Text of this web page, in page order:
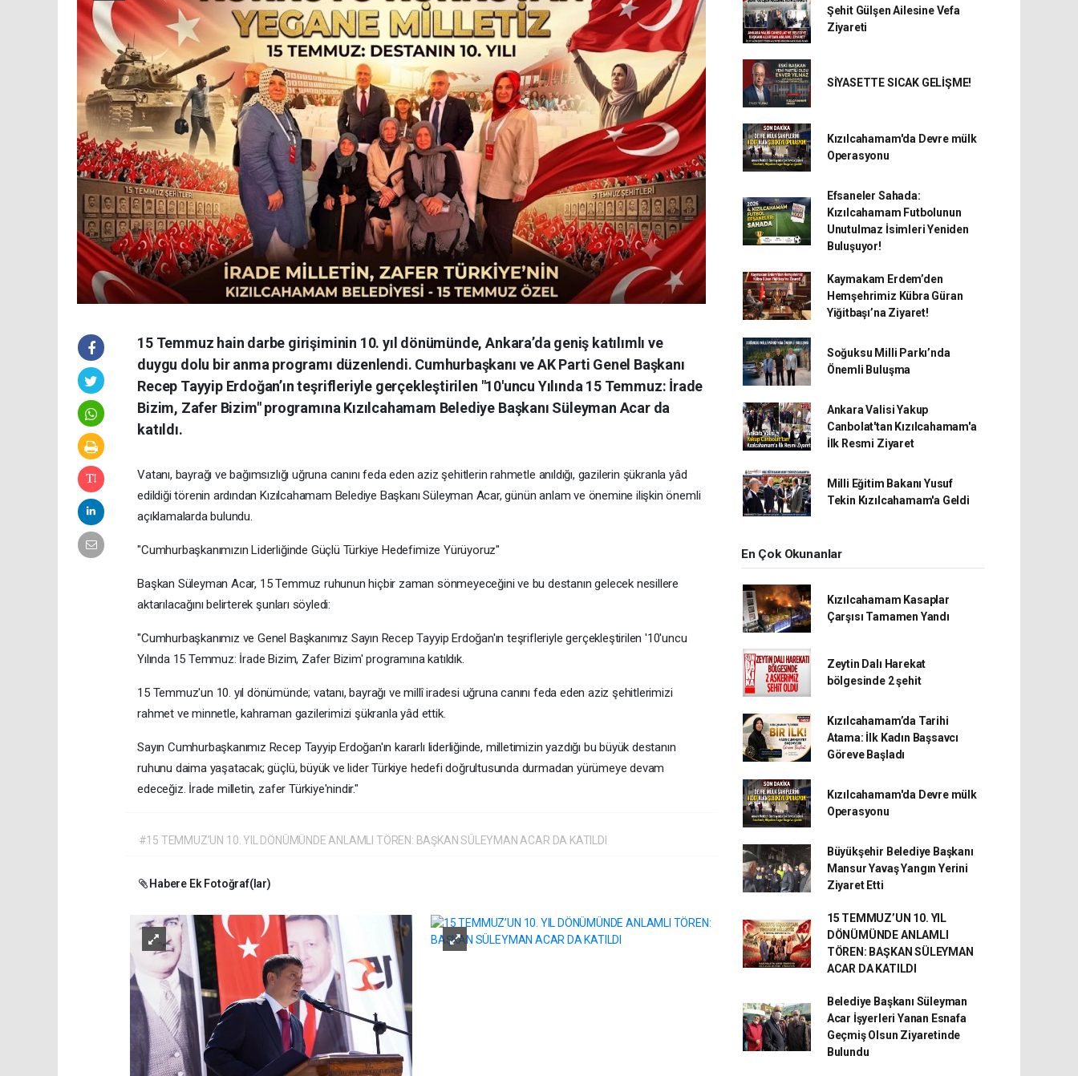
15 Temmuz hain darbe girişiminin 10. yıl dönümünde, Ankara’da geniş katılımlı ve
duygu dolu bir anma programı düzenlendi. Cumhurbaşkanı ve AK Parti Genel Başkanı
Recep Tayyip Erdoğan’ın teşrifleriyle gerçekleştirilen "10'uncu Yılında 15 Temmuz: İrade
Bizim, Zafer Bizim" programına Kızılcahamam Belediye Başkanı Süleyman Acar da
katıldı.
Vatanı, bayrağı ve bağımsızlığı uğruna canını feda eden aziz şehitlerin rahmetle anıldığı, gazilerin şükranla yâd
edildiği törenin ardından Kızılcahamam Belediye Başkanı Süleyman Acar, günün anlam ve önemine ilişkin önemli
açıklamalarda bulundu.
"Cumhurbaşkanımızın Liderliğinde Güçlü Türkiye Hedefimize Yürüyoruz"
Başkan Süleyman Acar, 15 Temmuz ruhunun hiçbir zaman sönmeyeceğini ve bu destanın gelecek nesillere
aktarılacağını belirterek şunları söyledi:
"Cumhurbaşkanımız ve Genel Başkanımız Sayın Recep Tayyip Erdoğan'ın teşrifleriyle gerçekleştirilen '10'uncu
Yılında 15 Temmuz: İrade Bizim, Zafer Bizim' programına katıldık.
15 Temmuz'un 10. yıl dönümünde; vatanı, bayrağı ve millî iradesi uğruna canını feda eden aziz şehitlerimizi
rahmet ve minnetle, kahraman gazilerimizi şükranla yâd ettik.
Sayın Cumhurbaşkanımız Recep Tayyip Erdoğan'ın kararlı liderliğinde, milletimizin yazdığı bu büyük destanın
ruhunu daima yaşatacak; güçlü, büyük ve lider Türkiye hedefi doğrultusunda durmadan yürümeye devam
edeceğiz. İrade milletin, zafer Türkiye'nindir."
#15 TEMMUZ’UN 10. YIL DÖNÜMÜNDE ANLAMLI TÖREN: BAŞKAN SÜLEYMAN ACAR DA KATILDI
Habere Ek Fotoğraf(lar)
Şehit Gülşen Ailesine Vefa
Ziyareti
SİYASETTE SICAK GELİŞME!
Kızılcahamam'da Devre mülk
Operasyonu
Efsaneler Sahada:
Kızılcahamam Futbolunun
Unutulmaz İsimleri Yeniden
Buluşuyor!
Kaymakam Erdem’den
Hemşehrimiz Kübra Güran
Yiğitbaşı’na Ziyaret!
Soğuksu Milli Parkı’nda
Önemli Buluşma
Ankara Valisi Yakup
Canbolat'tan Kızılcahamam'a
İlk Resmi Ziyaret
Milli Eğitim Bakanı Yusuf
Tekin Kızılcahamam'a Geldi
En Çok Okunanlar
Kızılcahamam Kasaplar
Çarşısı Tamamen Yandı
Zeytin Dalı Harekat
bölgesinde 2 şehit
Kızılcahamam’da Tarihi
Atama: İlk Kadın Başsavcı
Göreve Başladı
Kızılcahamam'da Devre mülk
Operasyonu
Büyükşehir Belediye Başkanı
Mansur Yavaş Yangın Yerini
Ziyaret Etti
15 TEMMUZ’UN 10. YIL
DÖNÜMÜNDE ANLAMLI
TÖREN: BAŞKAN SÜLEYMAN
ACAR DA KATILDI
Belediye Başkanı Süleyman
Acar İşyerleri Yanan Esnafa
Geçmiş Olsun Ziyaretinde
Bulundu